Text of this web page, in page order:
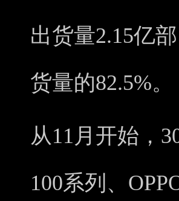
出货量2.15亿
货量的82.5%。
从11月开始，
100系列、